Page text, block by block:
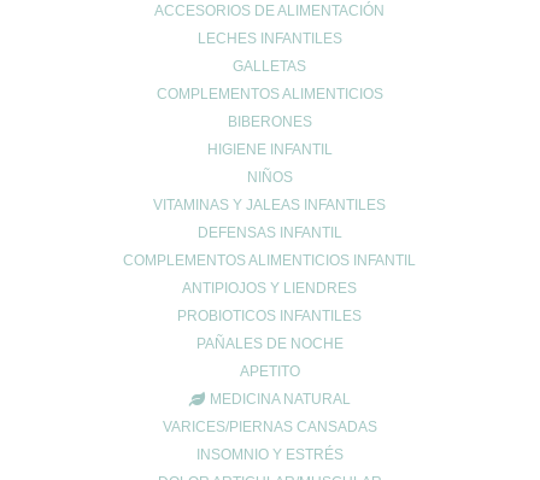
ACCESORIOS DE ALIMENTACIÓN
LECHES INFANTILES
GALLETAS
COMPLEMENTOS ALIMENTICIOS
BIBERONES
HIGIENE INFANTIL
NIÑOS
VITAMINAS Y JALEAS INFANTILES
DEFENSAS INFANTIL
COMPLEMENTOS ALIMENTICIOS INFANTIL
ANTIPIOJOS Y LIENDRES
PROBIOTICOS INFANTILES
PAÑALES DE NOCHE
APETITO
MEDICINA NATURAL
VARICES/PIERNAS CANSADAS
INSOMNIO Y ESTRÉS
obligatorios están marcados con*